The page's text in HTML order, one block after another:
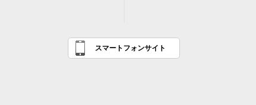
スマートフォンサイト